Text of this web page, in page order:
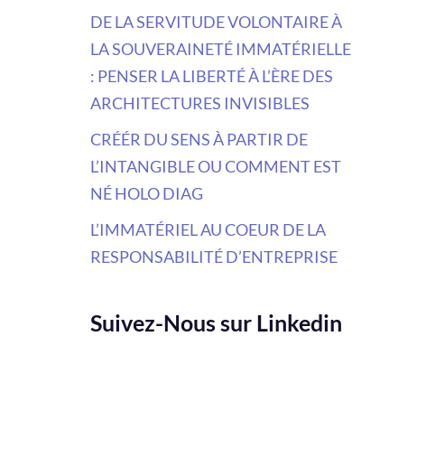
DE LA SERVITUDE VOLONTAIRE À
LA SOUVERAINETÉ IMMATÉRIELLE
: PENSER LA LIBERTÉ À L’ÈRE DES
ARCHITECTURES INVISIBLES
CRÉÉR DU SENS À PARTIR DE
L’INTANGIBLE OU COMMENT EST
NÉ HOLO DIAG
L’IMMATÉRIEL AU COEUR DE LA
RESPONSABILITÉ D’ENTREPRISE
Suivez-Nous sur Linkedin